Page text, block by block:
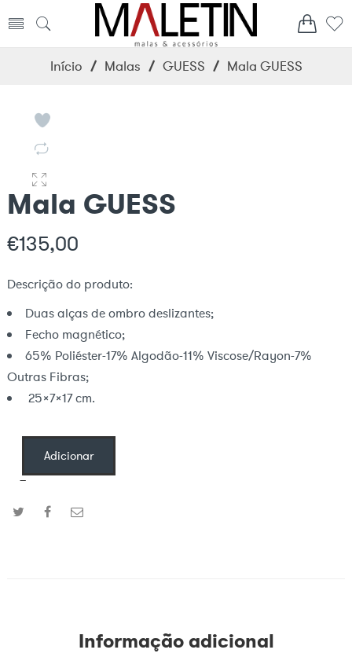
Início / Malas / GUESS / Mala GUESS
Mala GUESS
€135,00
Descrição do produto:
Duas alças de ombro deslizantes;
Fecho magnético;
65% Poliéster-17% Algodão-11% Viscose/Rayon-7%
Outras Fibras;
25x7x17 cm.
−
Adicionar
Informação adicional